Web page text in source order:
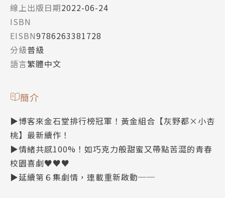
線上出版日期2022-06-24
ISBN
EISBN9786263381728
分級普級
語言繁體中文
簡介
▶博客來金石堂排行榜冠軍！黃金組合【灰野都×小杏
桃】最新續作！
▶情緒共感100%！如巧克力般甜蜜又帶點苦澀的青春
校園喜劇♥♥♥
▶延續第６集劇情，連載重新啟動──